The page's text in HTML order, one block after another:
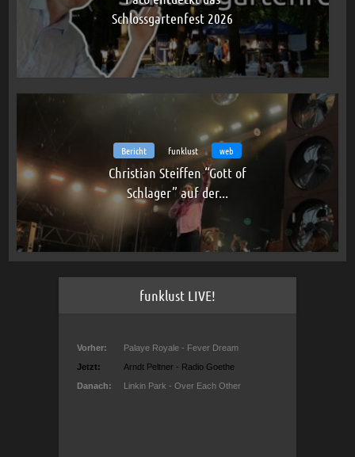
Schlossgartenfest 2026
Bericht funklust web
Christian Steiffen “Gott of
Schlager” auf der...
funklust LIVE!